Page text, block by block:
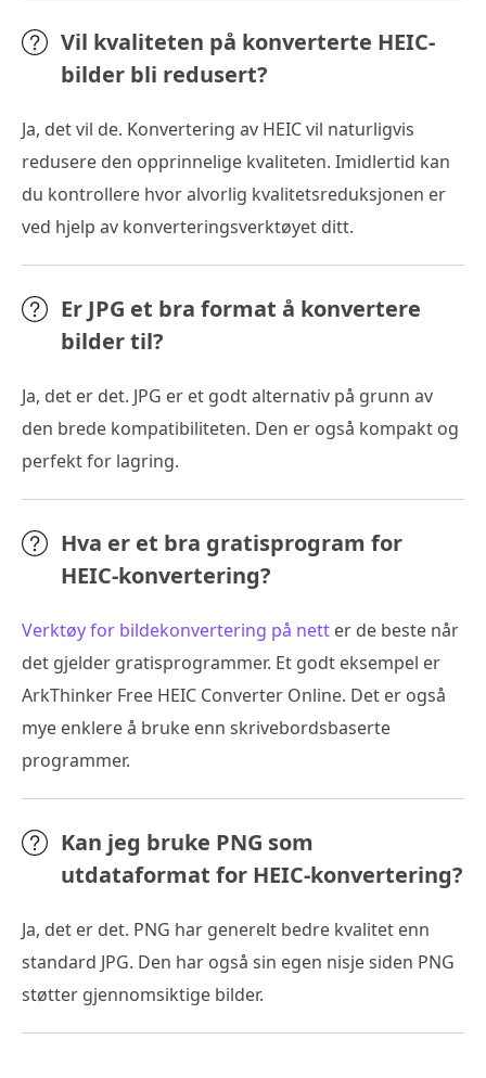
Vil kvaliteten på konverterte HEIC-
bilder bli redusert?
Ja, det vil de. Konvertering av HEIC vil naturligvis
redusere den opprinnelige kvaliteten. Imidlertid kan
du kontrollere hvor alvorlig kvalitetsreduksjonen er
ved hjelp av konverteringsverktøyet ditt.
Er JPG et bra format å konvertere
bilder til?
Ja, det er det. JPG er et godt alternativ på grunn av
den brede kompatibiliteten. Den er også kompakt og
perfekt for lagring.
Hva er et bra gratisprogram for
HEIC-konvertering?
Verktøy for bildekonvertering på nett er de beste når
det gjelder gratisprogrammer. Et godt eksempel er
ArkThinker Free HEIC Converter Online. Det er også
mye enklere å bruke enn skrivebordsbaserte
programmer.
Kan jeg bruke PNG som
utdataformat for HEIC-konvertering?
Ja, det er det. PNG har generelt bedre kvalitet enn
standard JPG. Den har også sin egen nisje siden PNG
støtter gjennomsiktige bilder.